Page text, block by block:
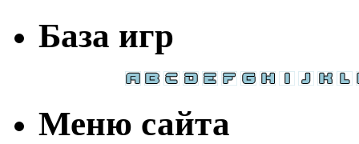
База игр
Меню сайта